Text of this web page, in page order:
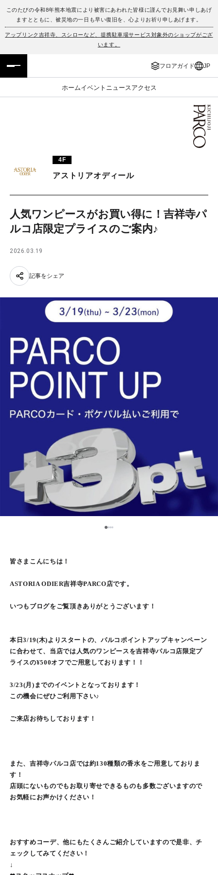
このたびの令和8年熊本地震により被害にあわれた皆様に謹んでお見舞い申しあげ
ますとともに、被災地の一日も早い復旧を、心よりお祈り申しあげます。
アップリンク吉祥寺、スシローなど、提携駐車場サービス対象外のショップがござ
います。
フロアガイド JP
ホームイベント ニュース アクセス
フロアガイド
イベント・ポップアップ
ニュース
PARCOメンバーズ
ENGLISH
簡体字
한국어
4F
アストリアオディール
人気ワンピースがお買い得に！吉祥寺パ
ルコ店限定プライスのご案内♪
2026.03.19
記事をシェア
123
皆さまこんにちは！
ASTORIA ODIER吉祥寺PARCO店です。
いつもブログをご覧頂きありがとうございます！
本日3/19(木)よりスタートの、パルコポイントアップキャンペーン
に合わせて、当店では人気のワンピースを吉祥寺パルコ店限定プ
ライスの¥500オフでご用意しております！！
3/23(月)までのイベントとなっております！
この機会にぜひご利用下さい♪
ご来店お待ちしております！
また、吉祥寺パルコ店では約130種類の香水をご用意しておりま
す！
店頭にないものでもお取り寄せできるものも多数ございますので
お気軽にお声かけください！
おすすめコーデ、他にもたくさんご紹介していますので是非、チ
ェックしてみてください！
↓